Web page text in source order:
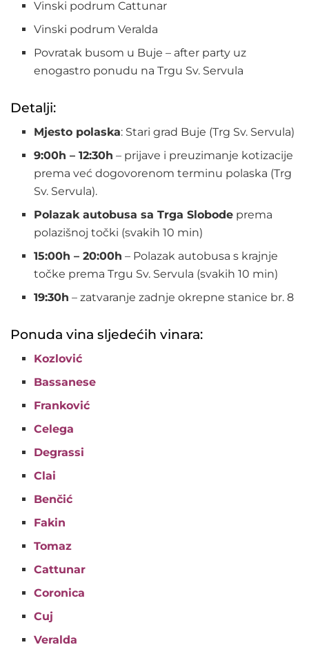
Vinski podrum Cattunar
Vinski podrum Veralda
Povratak busom u Buje – after party uz
enogastro ponudu na Trgu Sv. Servula
Detalji:
Mjesto polaska: Stari grad Buje (Trg Sv. Servula)
9:00h – 12:30h – prijave i preuzimanje kotizacije
prema već dogovorenom terminu polaska (Trg
Sv. Servula).
Polazak autobusa sa Trga Slobode prema
polazišnoj točki (svakih 10 min)
15:00h – 20:00h – Polazak autobusa s krajnje
točke prema Trgu Sv. Servula (svakih 10 min)
19:30h – zatvaranje zadnje okrepne stanice br. 8
Ponuda vina sljedećih vinara:
Kozlović
Bassanese
Franković
Celega
Degrassi
Clai
Benčić
Fakin
Tomaz
Cattunar
Coronica
Cuj
Veralda